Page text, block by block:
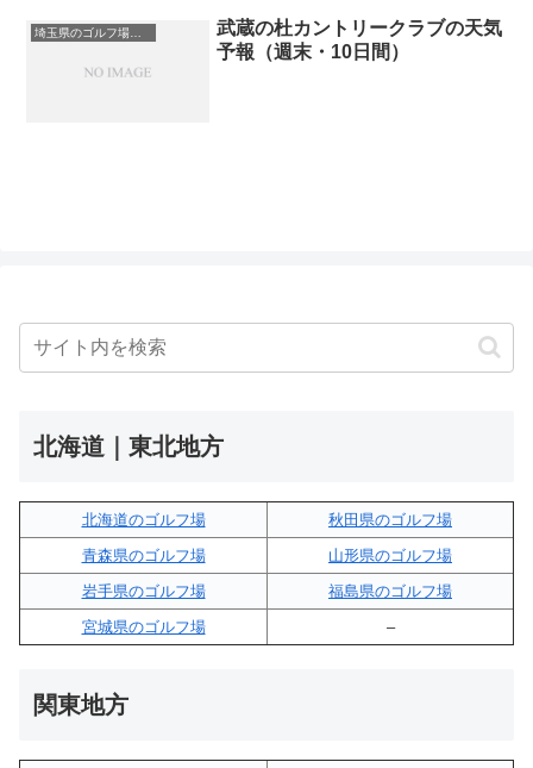
埼玉県のゴルフ場一覧｜距離が長い・広いゴルフ場ランキング
武蔵の杜カントリークラブの天気
予報（週末・10日間）
北海道｜東北地方
北海道のゴルフ場
秋田県のゴルフ場
青森県のゴルフ場
山形県のゴルフ場
岩手県のゴルフ場
福島県のゴルフ場
宮城県のゴルフ場
–
関東地方